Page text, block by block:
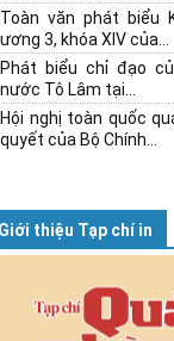
Toàn văn phát biểu
ương 3, khóa XIV của...
Phát biểu chỉ đạo
nước Tô Lâm tại...
Hội nghị toàn quốc
quyết của Bộ Chính...
Giới thiệu Tạp chí in